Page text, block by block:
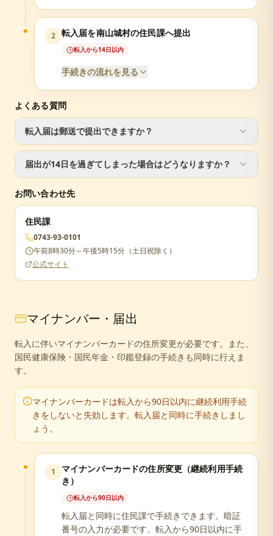
2 転入届を南山城村の住民課へ提出
転入から14日以内
手続きの流れを見る
必要書類
転出証明書（前住所地で発行）
マイナンバーカードまたは通知カード
印鑑
よくある質問
転入届は郵送で提出できますか？
転入届は窓口での手続きが必要です。ただし、転出届は郵
送で手続き可能です。
届出が14日を過ぎてしまった場合はどうなりますか？
ない場合は5万円以下の過料が科されることがあります。
お問い合わせ先
住民課
0743-93-0101
午前8時30分～午後5時15分（土日祝除く）
公式サイト
マイナンバー・届出
転入に伴いマイナンバーカードの住所変更が必要です。また、
国民健康保険・国民年金・印鑑登録の手続きも同時に行えま
す。
マイナンバーカードは転入から90日以内に継続利用手続
きをしないと失効します。転入届と同時に手続きしまし
ょう。
1
マイナンバーカードの住所変更（継続利用手続
き）
転入から90日以内
転入届と同時に住民課で手続きできます。暗証
番号の入力が必要です。転入から90日以内に手